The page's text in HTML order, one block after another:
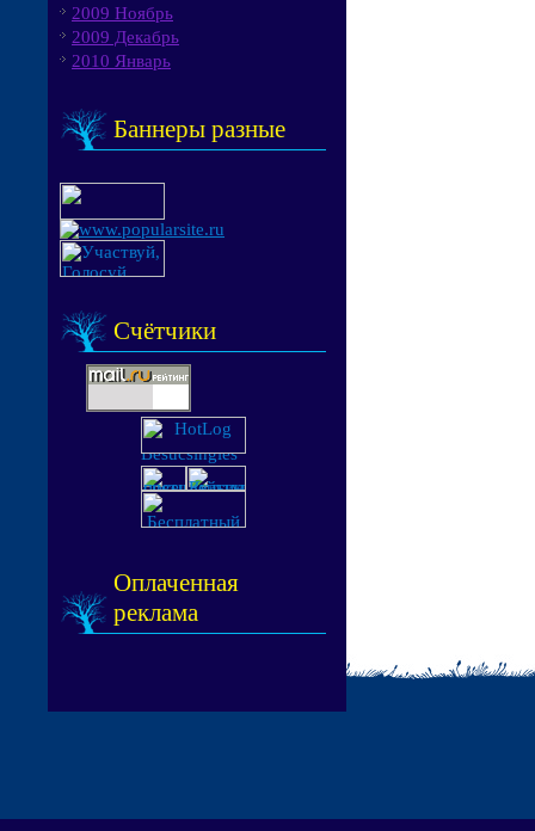
2009 Ноябрь
2009 Декабрь
2010 Январь
Баннеры разные
Счётчики
Оплаченная
реклама